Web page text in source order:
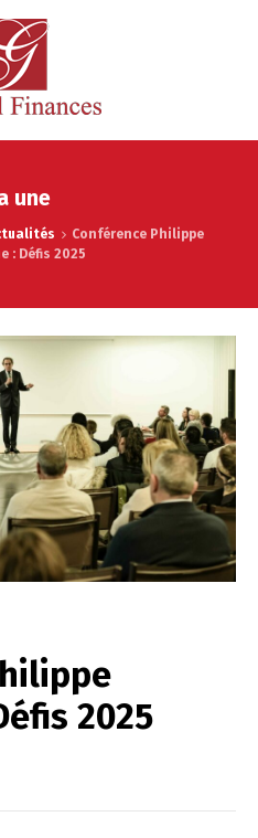
une
Conférence Philippe
: Défis 2025
2025